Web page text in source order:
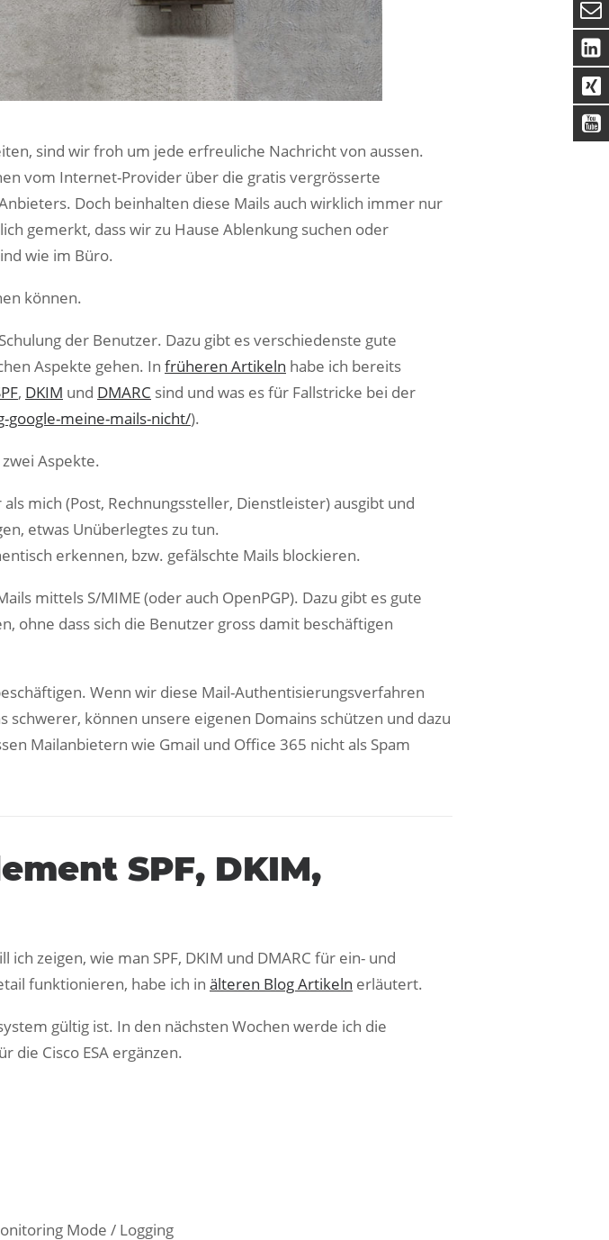
sind wir froh um jede erfreuliche Nachricht von aussen.
vom Internet-Provider über die gratis vergrösserte
Doch beinhalten diese Mails auch wirklich immer nur
gemerkt, dass wir zu Hause Ablenkung suchen oder
wie im Büro.
können.
der Benutzer. Dazu gibt es verschiedenste gute
Aspekte gehen. In früheren Artikeln habe ich bereits
, DKIM und DMARC sind und was es für Fallstricke bei der
google-meine-mails-nicht/).
Aspekte.
mich (Post, Rechnungssteller, Dienstleister) ausgibt und
etwas Unüberlegtes zu tun.
erkennen, bzw. gefälschte Mails blockieren.
mittels S/MIME (oder auch OpenPGP). Dazu gibt es gute
ohne dass sich die Benutzer gross damit beschäftigen
Wenn wir diese Mail-Authentisierungsverfahren
können unsere eigenen Domains schützen und dazu
Mailanbietern wie Gmail und Office 365 nicht als Spam
SPF, DKIM,
ich zeigen, wie man SPF, DKIM und DMARC für ein- und
funktionieren, habe ich in älteren Blog Artikeln erläutert.
gültig ist. In den nächsten Wochen werde ich die
Cisco ESA ergänzen.
Mode / Logging